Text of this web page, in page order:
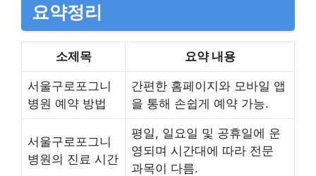
요약정리
소제목 요약 내용
서울구로포그니
병원 예약 방법
간편한 홈페이지와 모바일 앱
을 통해 손쉽게 예약 가능.
서울구로포그니
병원의 진료 시간
평일, 일요일 및 공휴일에 운
영되며 시간대에 따라 전문
과목이 다름.